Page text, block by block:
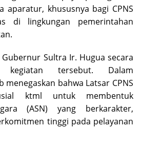
aparatur, khususnya bagi CPNS
di lingkungan pemerintahan
Sultra Ir. Hugua secara
kegiatan tersebut. Dalam
menegaskan bahwa Latsar CPNS
ktml untuk membentuk
(ASN) yang berkarakter,
tinggi pada pelayanan